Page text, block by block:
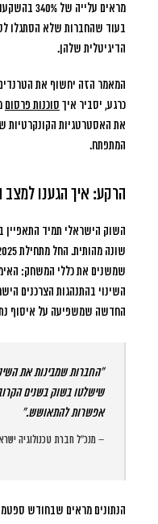
מראים
הדיגיטלית שלהן.
המאמר הזה יחשוף את
כרגע, יסביר איך סוכנות פרסום
את האסטרטגיות הקונקרטיות
המתפתח.
הרקע: איך הגענו למצב
השוק הישראלי תמיד התאפיין
שמשנים את כללי המשחק:
השינוי בהתנהגות הצרכנים
החדשה שמשפיעה על איסוף
“החברות שמבינות את
שישלטו בשוק בשנים
אפשרות להתאושש.”
– מנכ”ל חברת טכנולוגיה
הנתונים מראים שבחודש ספטמבר 2025